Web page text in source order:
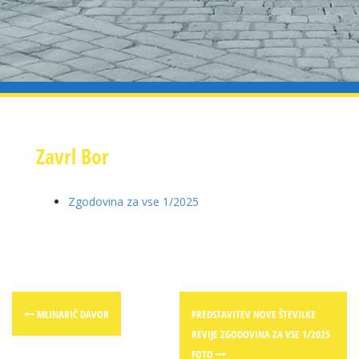
Zavrl Bor
Zgodovina za vse 1/2025
Post
navigation
MLINARIČ DAVOR
PREDSTAVITEV NOVE ŠTEVILKE
REVIJE ZGODOVINA ZA VSE 1/2025
FOTO